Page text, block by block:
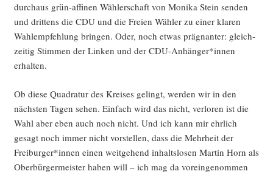
durch­aus grün-affi­nen Wäh­ler­schaft von Moni­ka Stein sen­den
und drit­tens die CDU und die Frei­en Wäh­ler zu einer kla­ren
Wahl­emp­feh­lung brin­gen. Oder, noch etwas prä­gnan­ter: gleich­
zei­tig Stim­men der Lin­ken und der CDU-Anhänger*innen
erhalten.
Ob die­se Qua­dra­tur des Krei­ses gelingt, wer­den wir in den
nächs­ten Tagen sehen. Ein­fach wird das nicht, ver­lo­ren ist die
Wahl aber eben auch noch nicht. Und ich kann mir ehr­lich
gesagt noch immer nicht vor­stel­len, dass die Mehr­heit der
Freiburger*innen einen weit­ge­hend inhalts­lo­sen Mar­tin Horn als
Ober­bür­ger­meis­ter haben will – ich mag da vor­ein­ge­nom­men